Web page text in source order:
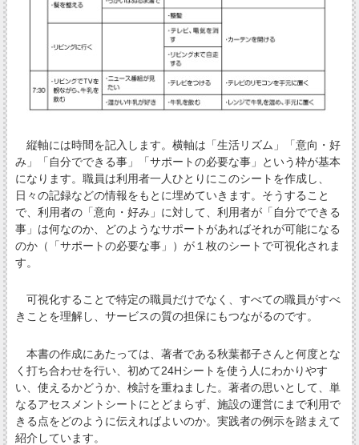
縦軸には時間を記入します。横軸は「生活リズム」「意向・好
み」「自分でできる事」「サポートの必要な事」という枠が基本
になります。職員は利用者一人ひとりにこのシートを作成し、
日々の記録などの情報をもとに埋めていきます。そうすること
で、利用者の「意向・好み」に対して、利用者が「自分でできる
事」は何なのか、どのようなサポートがあればそれが可能になる
のか（「サポートの必要な事」）が１枚のシートで可視化されま
す。
可視化することで特定の職員だけでなく、すべての職員がすべ
きことを理解し、サービスの質の担保にもつながるのです。
本書の作成にあたっては、著者である秋葉都子さんと何度とな
く打ち合わせを行い、初めて24Hシートを使う人にわかりやす
い、使えるかどうか、検討を重ねました。著者の思いとして、単
なるアセスメントシートにとどまらず、施設の運営にまで利用で
きる点をどのように伝えればよいのか。実践者の例示を踏まえて
紹介しています。